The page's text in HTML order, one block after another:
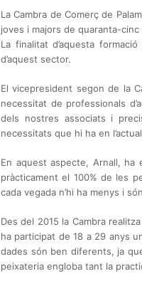
La Cambra de Comerç de
joves i majors de quaranta-
La finalitat d’aquesta
d’aquest sector.
El vicepresident segon de la
necessitat de professionals
dels nostres associats i
necessitats que hi ha en
En aquest aspecte, Arnall, ha
pràcticament el 100% de les
cada vegada n’hi ha menys i
Des del 2015 la Cambra
ha participat de 18 a 29 anys
dades són ben diferents, ja
peixateria engloba tant la